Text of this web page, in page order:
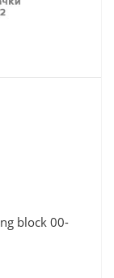
block 00-